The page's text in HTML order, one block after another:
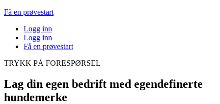
Få en prøvestart
Logg inn
Logg inn
Få en prøvestart
TRYKK PÅ FORESPØRSEL
Lag din egen bedrift med egendefinerte
hundemerke